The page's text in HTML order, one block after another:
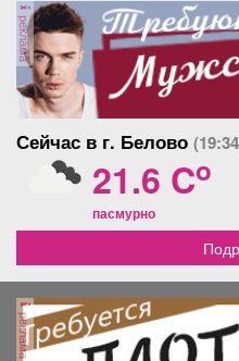
реклама
Сейчас в г. Белово
21.6 Co
пасмурно
реклама